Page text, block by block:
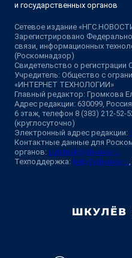
и государственных органов
Сетевое издание
Зарегистрировано
связи, информационных
(Роскомнадзор)
Свидетельство о
Учредитель: Общество с
«ИНТЕРНЕТ ТЕХНОЛОГИИ»
Главный редактор: Громкова
Адрес редакции: 630099,
6 этаж, телефон 8 (383) 212-52-
(круглосуточно)
Электронный адрес редакции:
Контактные данные для
органов: juristnsk@shkulev.ru
Техподдержка: help@shkulev.ru